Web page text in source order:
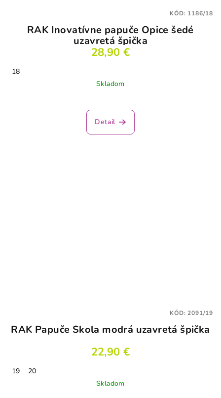
RAK Inovatívne papuče Opice šedé
uzavretá špička
28,90 €
18
Skladom
Detail
KÓD: 1186/18
RAK Papuče Škola modrá uzavretá špička
22,90 €
19
20
Skladom
KÓD:2091/19